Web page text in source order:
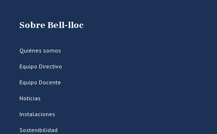
Sobre Bell-lloc
Quiénes somos
Equipo Directivo
Equipo Docente
Noticias
Instalaciones
Sostenibilidad